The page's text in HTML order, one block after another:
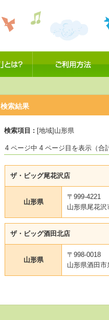
検索結果
検索項目 : [地域]山形県
4 ページ中 4 ページ目を表示（合
ザ・ビッグ尾花沢店
山形県
〒999-4221
山形県尾花
ザ・ビッグ酒田北店
山形県
〒998-0018
山形県酒田市